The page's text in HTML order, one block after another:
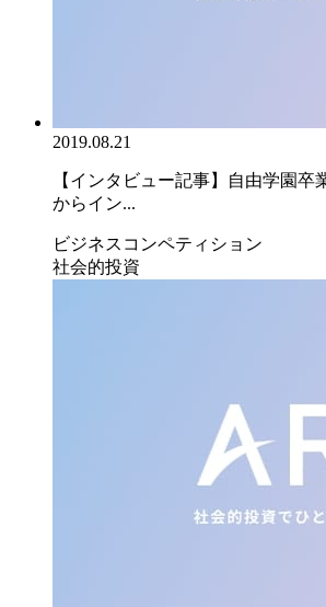
2019.08.21
【インタビュー記事】自由学園卒
からイン...
ビジネスコンペティション
社会的投資